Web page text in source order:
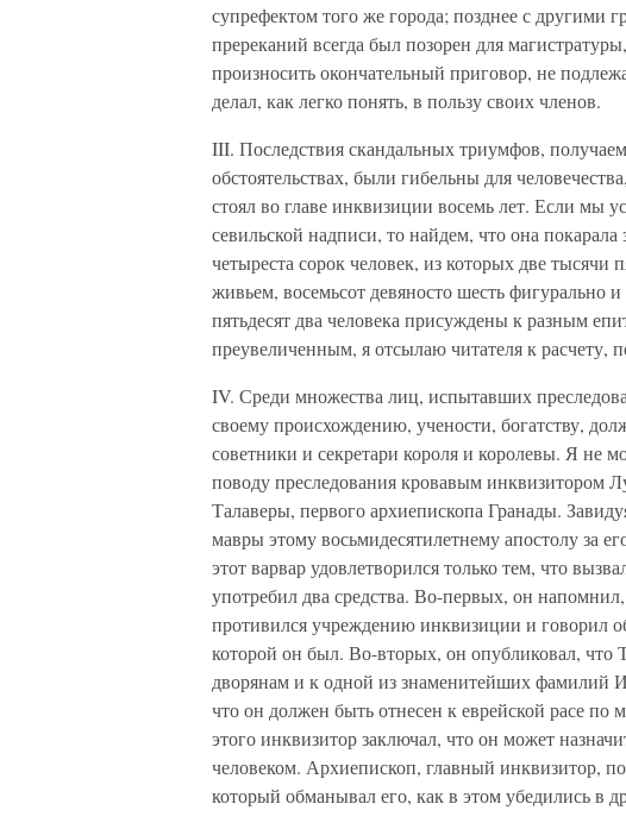
супрефектом того же города; позднее с другими
пререканий всегда был позорен для
произносить окончательный приговор, не
делал, как легко понять, в пользу своих членов.
III. Последствия скандальных триумфов,
обстоятельствах, были гибельны для
стоял во главе инквизиции восемь лет. Если мы
севильской надписи, то найдем, что она покарала
четыреста сорок человек, из которых две
живьем, восемьсот девяносто шесть фигурально
пятьдесят два человека присуждены к разным
преувеличенным, я отсылаю читателя к расчету,
IV. Среди множества лиц, испытавших
своему происхождению, учености, богатству,
советники и секретари короля и королевы. Я не
поводу преследования кровавым инквизитором
Талаверы, первого архиепископа Гранады.
мавры этому восьмидесятилетнему апостолу за
этот варвар удовлетворился только тем, что
употребил два средства. Во-первых, он
противился учреждению инквизиции и говорил
которой он был. Во-вторых, он опубликовал,
дворянам и к одной из знаменитейших фамилий
что он должен быть отнесен к еврейской расе по
этого инквизитор заключал, что он может
человеком. Архиепископ, главный инквизитор,
который обманывал его, как в этом убедились в